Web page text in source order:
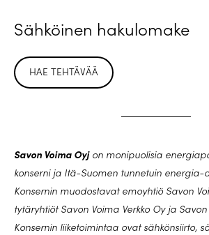
Sähköinen hakulomake
HAE TEHTÄVÄÄ
Savon Voima Oyjon monipuolisia
konserni ja Itä-Suomen tunnetuin energia-
Konsernin muodostavat emoyhtiö Savon
tytäryhtiöt Savon Voima Verkko Oy ja Savon
Konsernin liiketoimintaa ovat sähkönsiirto,